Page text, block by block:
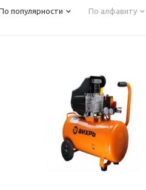
популярности По алфавиту